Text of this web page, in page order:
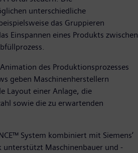
unterschiedliche
das Gruppieren
Einspannen eines Produkts zwischen
des Produktionsprozesses
geben Maschinenherstellern
Layout einer Anlage, die
sowie die zu erwartenden
System kombiniert mit Siemens‘
Maschinenbauer und -